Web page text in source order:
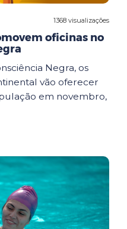
1368 visualizações
oficinas no
Negra, os
vão oferecer
em novembro,